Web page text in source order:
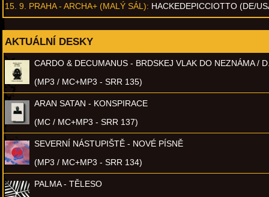
15. 9. PRAHA - ARCHA+ (MALÝ SÁL): HACKEDEPICCIOTTO (DE/
AKTUÁLNÍ DESKY
CARDO & DECUMANUS - BRDSKEJ VLAK DO NEZNÁMA /
(MP3 / MC+MP3 - SRR 135)
ARAN SATAN - KONSPIRACE
(MC / MC+MP3 - SRR 137)
SEVERNÍ NÁSTUPIŠTĚ - NOVÉ PÍSNĚ
(MP3 / MC+MP3 - SRR 134)
PALMA - TĚLESO